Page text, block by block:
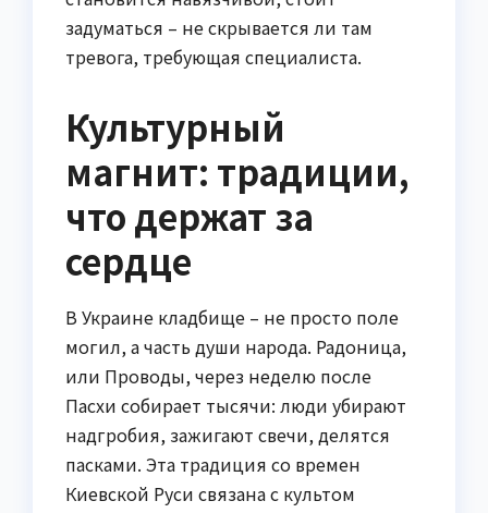
задуматься – не скрывается ли там
тревога, требующая специалиста.
Культурный
магнит: традиции,
что держат за
сердце
В Украине кладбище – не просто поле
могил, а часть души народа. Радоница,
или Проводы, через неделю после
Пасхи собирает тысячи: люди убирают
надгробия, зажигают свечи, делятся
пасками. Эта традиция со времен
Киевской Руси связана с культом